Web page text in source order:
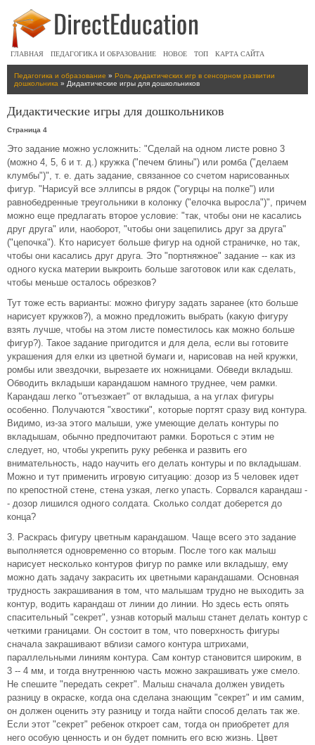
ГЛАВНАЯ ПЕДАГОГИКА И ОБРАЗОВАНИЕ НОВОЕ ТОП КАРТА САЙТА
Педагогика и образование » Роль дидактических игр в сенсорном развитии
дошкольника » Дидактические игры для дошкольников
Дидактические игры для дошкольников
Страница 4
Это задание можно усложнить: "Сделай на одном листе ровно 3
(можно 4, 5, 6 и т. д.) кружка ("печем блины") или ромба ("делаем
клумбы")", т. е. дать задание, связанное со счетом нарисованных
фигур. "Нарисуй все эллипсы в рядок ("огурцы на полке") или
равнобедренные треугольники в колонку ("елочка выросла")", причем
можно еще предлагать второе условие: "так, чтобы они не касались
друг друга" или, наоборот, "чтобы они зацепились друг за друга"
("цепочка"). Кто нарисует больше фигур на одной страничке, но так,
чтобы они касались друг друга. Это "портняжное" задание -- как из
одного куска материи выкроить больше заготовок или как сделать,
чтобы меньше осталось обрезков?
Тут тоже есть варианты: можно фигуру задать заранее (кто больше
нарисует кружков?), а можно предложить выбрать (какую фигуру
взять лучше, чтобы на этом листе поместилось как можно больше
фигур?). Такое задание пригодится и для дела, если вы готовите
украшения для елки из цветной бумаги и, нарисовав на ней кружки,
ромбы или звездочки, вырезаете их ножницами. Обведи вкладыш.
Обводить вкладыши карандашом намного труднее, чем рамки.
Карандаш легко "отъезжает" от вкладыша, а на углах фигуры
особенно. Получаются "хвостики", которые портят сразу вид контура.
Видимо, из-за этого малыши, уже умеющие делать контуры по
вкладышам, обычно предпочитают рамки. Бороться с этим не
следует, но, чтобы укрепить руку ребенка и развить его
внимательность, надо научить его делать контуры и по вкладышам.
Можно и тут применить игровую ситуацию: дозор из 5 человек идет
по крепостной стене, стена узкая, легко упасть. Сорвался карандаш -
- дозор лишился одного солдата. Сколько солдат доберется до
конца?
3. Раскрась фигуру цветным карандашом. Чаще всего это задание
выполняется одновременно со вторым. После того как малыш
нарисует несколько контуров фигур по рамке или вкладышу, ему
можно дать задачу закрасить их цветными карандашами. Основная
трудность закрашивания в том, что малышам трудно не выходить за
контур, водить карандаш от линии до линии. Но здесь есть опять
спасительный "секрет", узнав который малыш станет делать контур с
четкими границами. Он состоит в том, что поверхность фигуры
сначала закрашивают вблизи самого контура штрихами,
параллельными линиям контура. Сам контур становится широким, в
3 -- 4 мм, и тогда внутреннюю часть можно закрашивать уже смело.
Не спешите "передать секрет". Малыш сначала должен увидеть
разницу в окраске, когда она сделана знающим "секрет" и им самим,
он должен оценить эту разницу и тогда найти способ делать так же.
Если этот "секрет" ребенок откроет сам, тогда он приобретет для
него особую ценность и он будет помнить его всю жизнь. Цвет